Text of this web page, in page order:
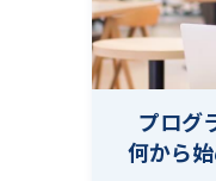
プログ
何から